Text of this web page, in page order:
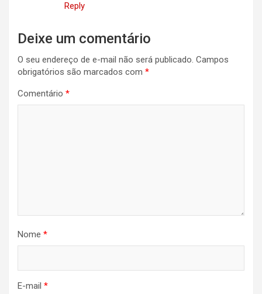
Reply
Deixe um comentário
O seu endereço de e-mail não será publicado. Campos
obrigatórios são marcados com *
Comentário *
Nome *
E-mail *